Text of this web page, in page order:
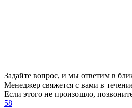
Задайте вопрос, и мы ответим в
Менеджер свяжется с вами в
Если этого не произошло,
58